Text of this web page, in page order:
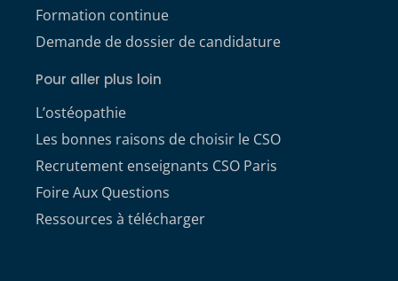
Formation continue
Demande de dossier de candidature
Pour aller plus loin
L’ostéopathie
Les bonnes raisons de choisir le CSO
Recrutement enseignants CSO Paris
Foire Aux Questions
Ressources à télécharger